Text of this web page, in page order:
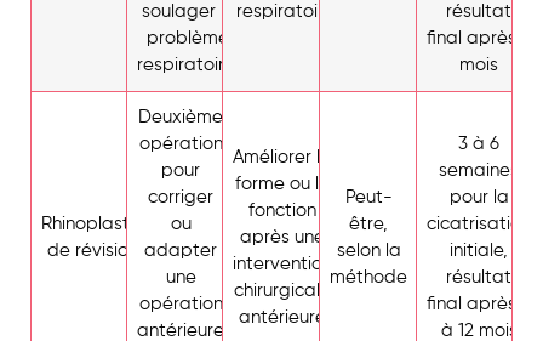
soulager les
problèmes
respiratoires.
respiratoire
résultat
final après 3
mois
Rhinoplastie
de révision
Deuxième
opération
pour
corriger
ou
adapter
une
opération
antérieure
Améliorer la
forme ou la
fonction
après une
intervention
chirurgicale
antérieure
Peut-
être,
selon la
méthode
3 à 6
semaines
pour la
cicatrisation
initiale,
résultat
final après 6
à 12 mois